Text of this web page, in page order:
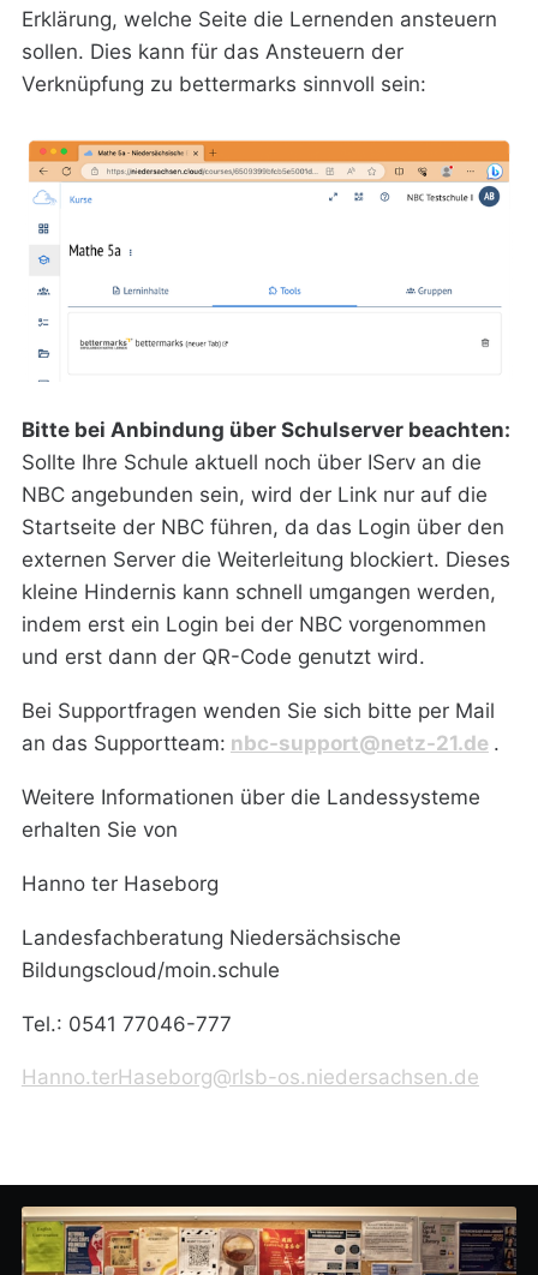
Erklärung, welche Seite die Lernenden ansteuern
sollen. Dies kann für das Ansteuern der
Verknüpfung zu bettermarks sinnvoll sein:
Bitte bei Anbindung über Schulserver beachten:
Sollte Ihre Schule aktuell noch über IServ an die
NBC angebunden sein, wird der Link nur auf die
Startseite der NBC führen, da das Login über den
externen Server die Weiterleitung blockiert. Dieses
kleine Hindernis kann schnell umgangen werden,
indem erst ein Login bei der NBC vorgenommen
und erst dann der QR-Code genutzt wird.
Bei Supportfragen wenden Sie sich bitte per Mail
an das Supportteam: nbc-support@netz-21.de .
Weitere Informationen über die Landessysteme
erhalten Sie von
Hanno ter Haseborg
Landesfachberatung Niedersächsische
Bildungscloud/moin.schule
Tel.: 0541 77046-777
Hanno.terHaseborg@rlsb-os.niedersachsen.de